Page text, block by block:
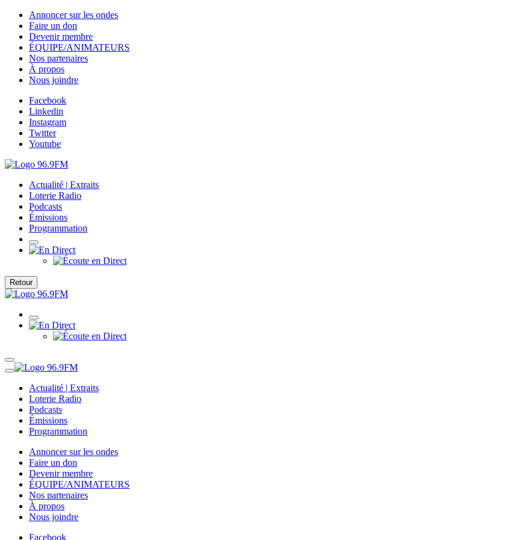
Annoncer sur les ondes
Faire un don
Devenir membre
ÉQUIPE/ANIMATEURS
Nos partenaires
À propos
Nous joindre
Facebook
Linkedin
Instagram
Twitter
Youtube
Actualité | Extraits
Loterie Radio
Podcasts
Émissions
Programmation
Retour
Actualité | Extraits
Loterie Radio
Podcasts
Émissions
Programmation
Annoncer sur les ondes
Faire un don
Devenir membre
ÉQUIPE/ANIMATEURS
Nos partenaires
À propos
Nous joindre
Facebook